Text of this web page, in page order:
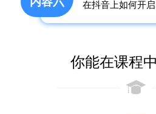
在抖音上如何开
你能在课程